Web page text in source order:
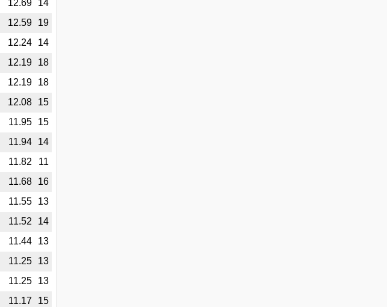
12.69 14
12.59 19
12.24 14
12.19 18
12.19 18
12.08 15
11.95 15
11.94 14
11.82 11
11.68 16
11.55 13
11.52 14
11.44 13
11.25 13
11.25 13
11.17 15